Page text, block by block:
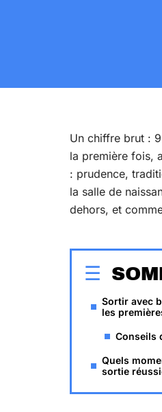
Un chiffre brut :
la première fois,
: prudence,
la salle de
dehors, et
Sortir avec
les
Conseils
Quels
sortie